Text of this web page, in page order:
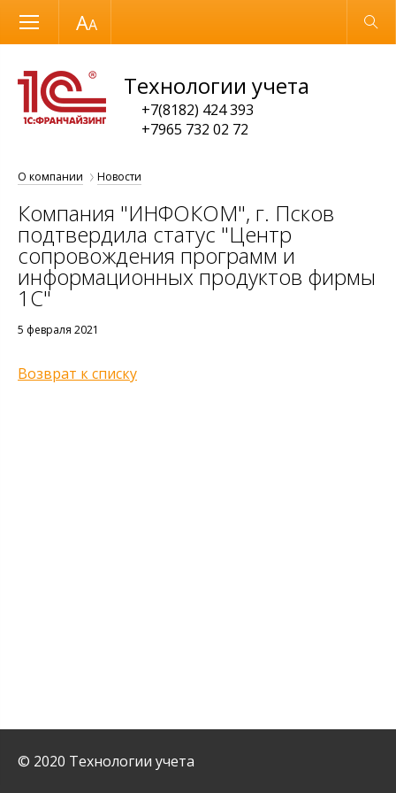
Размер шрифта Обычная версия
Технологии учета
+7(8182) 424 393
+7965 732 02 72
О компании Новости
Компания "ИНФОКОМ", г. Псков
подтвердила статус "Центр
сопровождения программ и
информационных продуктов фирмы
1С"
5 февраля 2021
Возврат к списку
© 2020 Технологии учета